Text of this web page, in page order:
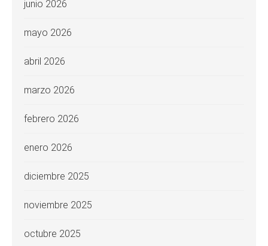
junio 2026
mayo 2026
abril 2026
marzo 2026
febrero 2026
enero 2026
diciembre 2025
noviembre 2025
octubre 2025